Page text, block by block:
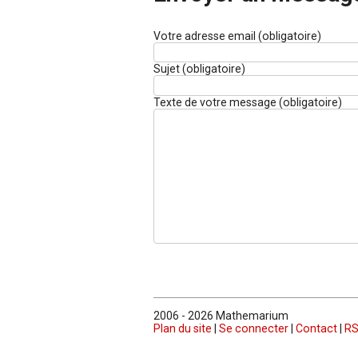
Votre adresse email (obligatoire)
Sujet (obligatoire)
Texte de votre message (obligatoire)
2006 - 2026 Mathemarium
Plan du site
Se connecter Contact